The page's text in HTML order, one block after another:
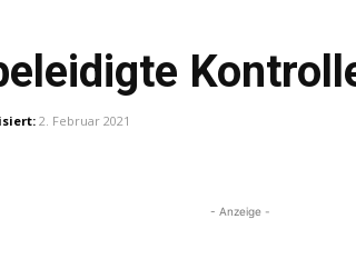
2. Februar 2021
- Anzeige -